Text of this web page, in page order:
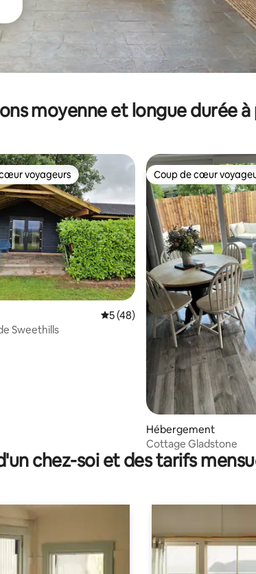
moyenne et longue durée
base de 30 commentaires : 4,97 sur 5
voyageurs les plus appréciés
voyageurs
Évaluation moyenne sur la base
5 (48)
Sweethills
Coup de cœur
Coup de cœur
Hébergement
Cottage Gladstone
chez-soi et des tarifs